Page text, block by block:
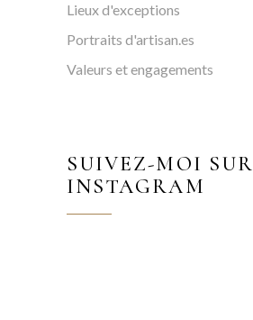
Lieux d'exceptions
Portraits d'artisan.es
Valeurs et engagements
SUIVEZ-MOI SUR
INSTAGRAM